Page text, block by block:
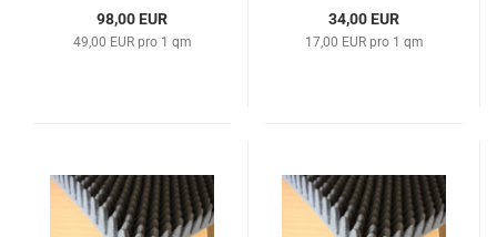
98,00 EUR
49,00 EUR pro 1 qm
34,00 EUR
17,00 EUR pro 1 qm